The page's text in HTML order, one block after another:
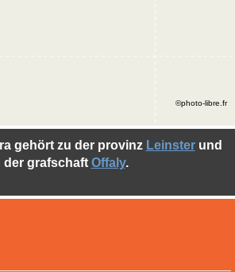
gehört zu der provinz Leinsterund
der grafschaft Offaly.
©photo-libre.fr